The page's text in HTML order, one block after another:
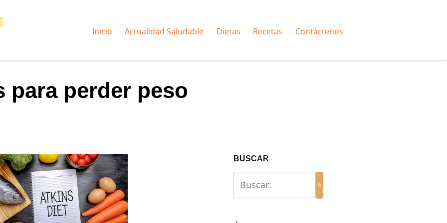
Inicio Actualidad Saludable Dietas Recetas Contáctenos
para perder peso
BUSCAR